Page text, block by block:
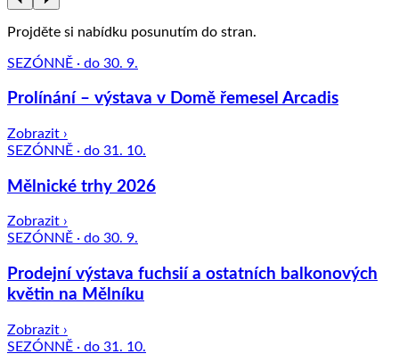
Projděte si nabídku posunutím do stran.
SEZÓNNĚ · do 30. 9.
Prolínání – výstava v Domě řemesel Arcadis
Zobrazit ›
SEZÓNNĚ · do 31. 10.
Mělnické trhy 2026
Zobrazit ›
SEZÓNNĚ · do 30. 9.
Prodejní výstava fuchsií a ostatních balkonových
květin na Mělníku
Zobrazit ›
SEZÓNNĚ · do 31. 10.